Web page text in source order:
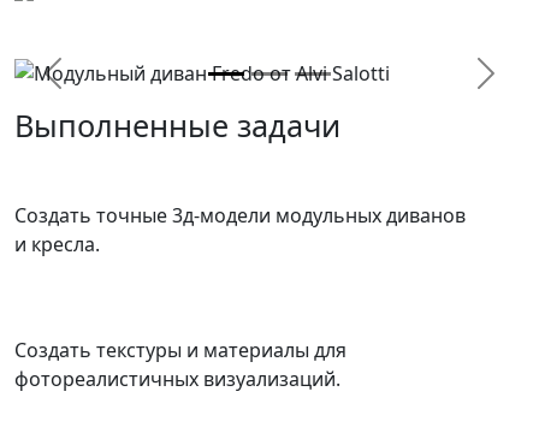
Previous Next
Выполненные задачи
Создать точные 3д-модели модульных диванов
и кресла.
Создать текстуры и материалы для
фотореалистичных визуализаций.